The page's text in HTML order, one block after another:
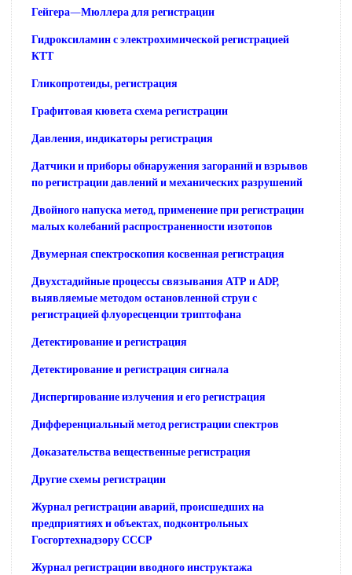
Гейгера—Мюллера для регистрации
Гидроксиламин с электрохимической регистрацией
КТТ
Гликопротеиды, регистрация
Графитовая кювета схема регистрации
Давления, индикаторы регистрация
Датчики и приборы обнаружения загораний и взрывов
по регистрации давлений и механических разрушений
Двойного напуска метод, применение при регистрации
малых колебаний распространенности изотопов
Двумерная спектроскопия косвенная регистрация
Двухстадийные процессы связывания АТР и ADP,
выявляемые методом остановленной струи с
регистрацией флуоресценции триптофана
Детектирование и регистрация
Детектирование и регистрация сигнала
Диспергирование излучения и его регистрация
Дифференциальный метод регистрации спектров
Доказательства вещественные регистрация
Другие схемы регистрации
Журнал регистрации аварий, происшедших на
предприятиях и объектах, подконтрольных
Госгортехнадзору СССР
Журнал регистрации вводного инструктажа